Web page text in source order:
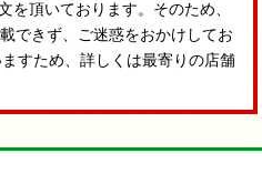
を頂いております。そのため、
できず、ご迷惑をおかけしてお
すため、詳しくは最寄りの店舗